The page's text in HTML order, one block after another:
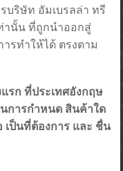
บริษัท อัมเบรลล่า ทรี
านั้น ที่ถูกนำออกสู่
รทำให้ได้ ตรงตาม
รก ที่ประเทศอังกฤษ
การกำหนด สินค้าใด
เป็นที่ต้องการ และ ชื่น